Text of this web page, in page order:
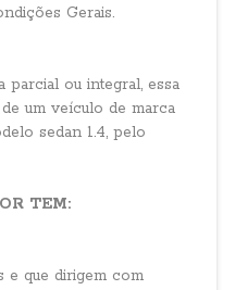
Gerais.
parcial ou integral, essa
um veículo de marca
sedan 1.4, pelo
TEM:
e que dirigem com